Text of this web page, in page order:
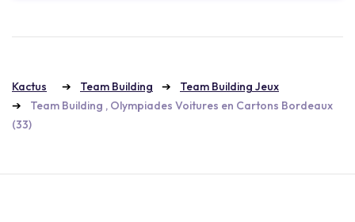
Kactus Team Building
Team Building Jeux
Team Building , Olympiades Voitures en Cartons Bordeaux
(33)